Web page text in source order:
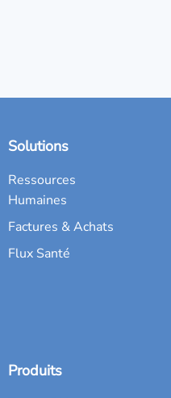
Solutions
Ressources
Humaines
Factures & Achats
Flux Santé
Produits